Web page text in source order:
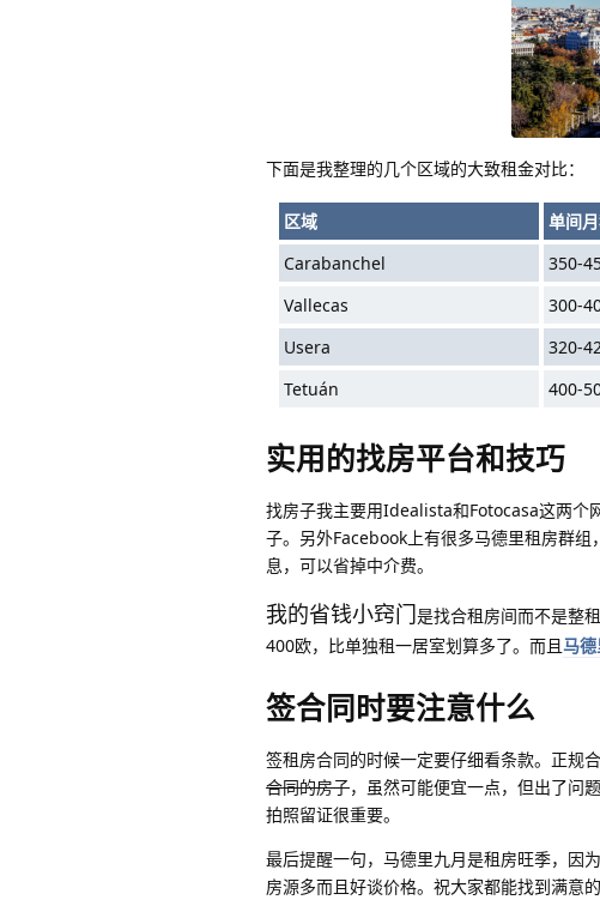
下面是我整理的几个区域的大致租金对比：
区域 单间
Carabanchel
350-
Vallecas
300-
Usera
320-
Tetuán
400-
实用的找房平台和技巧
找房子我主要用Idealista和Fotocasa这两个
子。另外Facebook上有很多马德里租房群
息，可以省掉中介费。
我的省钱小窍门是找合租房间而不是整
400欧，比单独租一居室划算多了。而且马
签合同时要注意什么
签租房合同的时候一定要仔细看条款。正规
合同的房子，虽然可能便宜一点，但出了问
拍照留证很重要。
最后提醒一句，马德里九月是租房旺季，因
房源多而且好谈价格。祝大家都能找到满意的